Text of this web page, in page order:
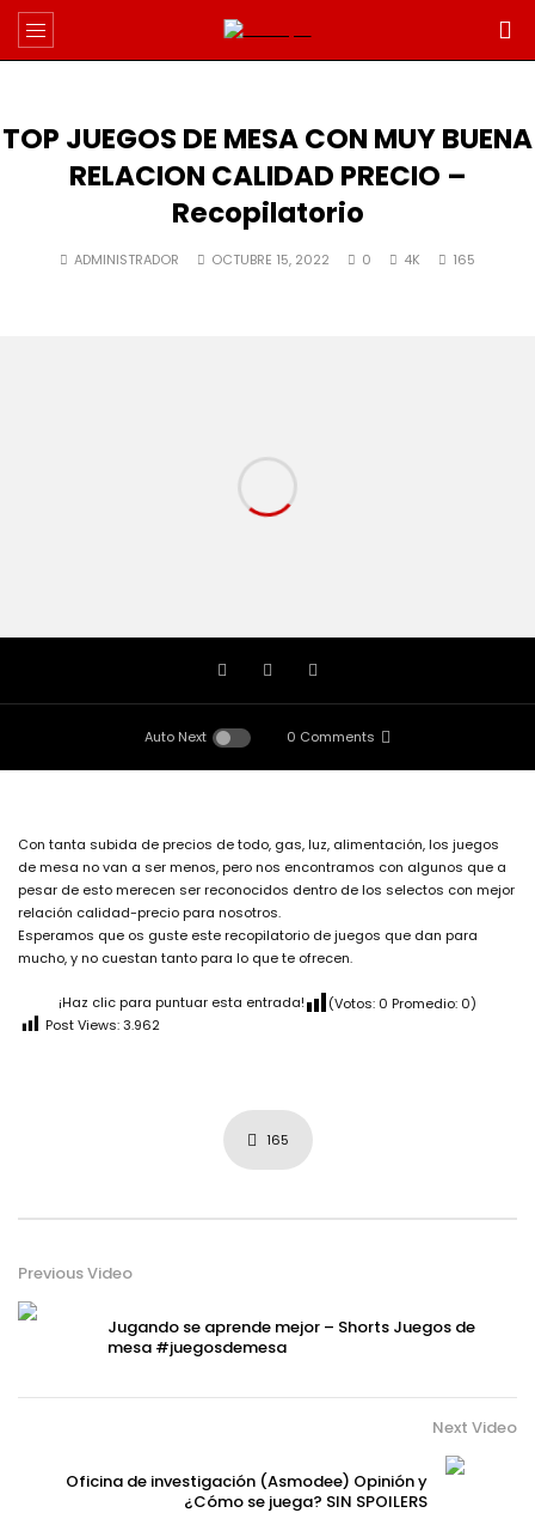
TOP JUEGOS DE MESA CON MUY BUENA
RELACION CALIDAD PRECIO –
Recopilatorio
ADMINISTRADOR OCTUBRE 15, 2022 0 4K 165
Auto Next 0 Comments
Con tanta subida de precios de todo, gas, luz, alimentación, los juegos
de mesa no van a ser menos, pero nos encontramos con algunos que a
pesar de esto merecen ser reconocidos dentro de los selectos con mejor
relación calidad-precio para nosotros.
Esperamos que os guste este recopilatorio de juegos que dan para
mucho, y no cuestan tanto para lo que te ofrecen.
¡Haz clic para puntuar esta entrada! (Votos: 0 Promedio: 0)
Post Views:3.962
165
Previous Video
Jugando se aprende mejor – Shorts Juegos de
mesa #juegosdemesa
Next Video
Oficina de investigación (Asmodee) Opinión y
¿Cómo se juega? SIN SPOILERS